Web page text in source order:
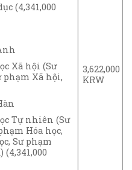
(4,341,000
Xã hội (Sư
phạm Xã hội,
Tự nhiên (Sư
Hóa học,
Sư phạm
(4,341,000
3,622,000
KRW